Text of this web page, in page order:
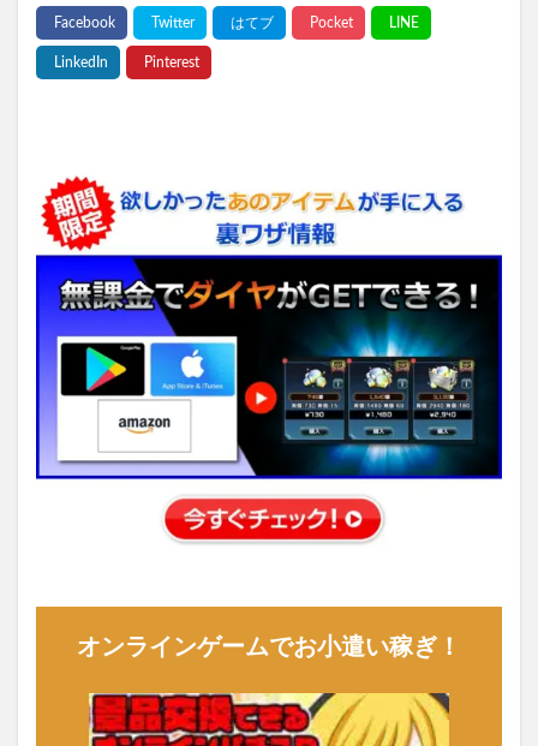
オンラインゲームでお小遣い稼ぎ！